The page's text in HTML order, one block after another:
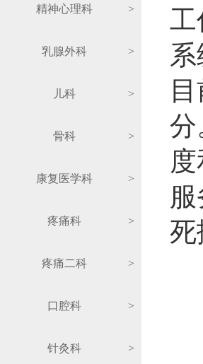
精神心理科 >
乳腺外科 >
儿科 >
骨科 >
康复医学科 >
疼痛科 >
疼痛二科 >
口腔科 >
针灸科 >
工
分
死